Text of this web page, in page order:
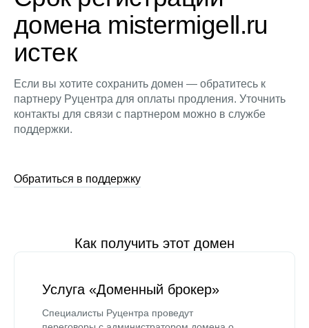
домена mistermigell.ru
истек
Если вы хотите сохранить домен — обратитесь к
партнеру Руцентра для оплаты продления. Уточнить
контакты для связи с партнером можно в службе
поддержки.
Обратиться в поддержку
Как получить этот домен
Услуга «Доменный брокер»
Специалисты Руцентра проведут